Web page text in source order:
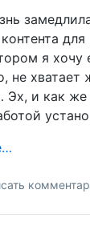
я хочу
не
Эх, и как же